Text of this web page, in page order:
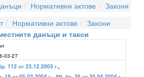
Нормативни актове
Закони
Нормативни актове
Закони
данъци и такси
03-27
112 от 23.12.2003 г.,